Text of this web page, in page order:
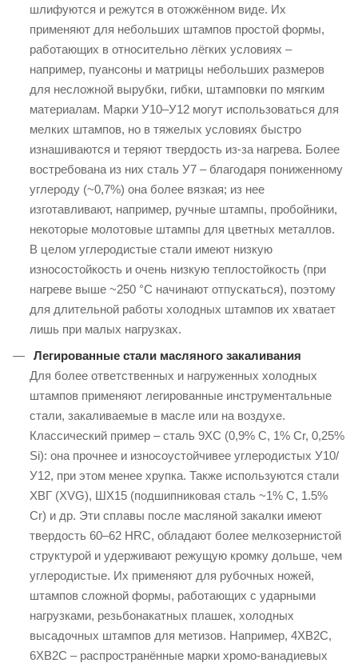
шлифуются и режутся в отожжённом виде. Их
применяют для небольших штампов простой формы,
работающих в относительно лёгких условиях –
например, пуансоны и матрицы небольших размеров
для несложной вырубки, гибки, штамповки по мягким
материалам. Марки У10–У12 могут использоваться для
мелких штампов, но в тяжелых условиях быстро
изнашиваются и теряют твердость из-за нагрева. Более
востребована из них сталь У7 – благодаря пониженному
углероду (~0,7%) она более вязкая; из нее
изготавливают, например, ручные штампы, пробойники,
некоторые молотовые штампы для цветных металлов.
В целом углеродистые стали имеют низкую
износостойкость и очень низкую теплостойкость (при
нагреве выше ~250 °C начинают отпускаться), поэтому
для длительной работы холодных штампов их хватает
лишь при малых нагрузках.
Легированные стали масляного закаливания
Для более ответственных и нагруженных холодных
штампов применяют легированные инструментальные
стали, закаливаемые в масле или на воздухе.
Классический пример – сталь 9ХС (0,9% C, 1% Cr, 0,25%
Si): она прочнее и износоустойчивее углеродистых У10/
У12, при этом менее хрупка. Также используются стали
ХВГ (ХVG), ШХ15 (подшипниковая сталь ~1% C, 1.5%
Cr) и др. Эти сплавы после масляной закалки имеют
твердость 60–62 HRC, обладают более мелкозернистой
структурой и удерживают режущую кромку дольше, чем
углеродистые. Их применяют для рубочных ножей,
штампов сложной формы, работающих с ударными
нагрузками, резьбонакатных плашек, холодных
высадочных штампов для метизов. Например, 4ХВ2С,
6ХВ2С – распространённые марки хромо-ванадиевых